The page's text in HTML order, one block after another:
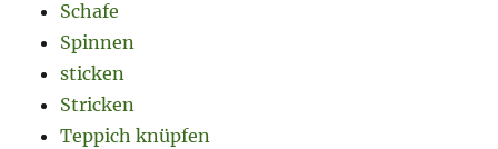
Schafe
Spinnen
sticken
Stricken
Teppich knüpfen